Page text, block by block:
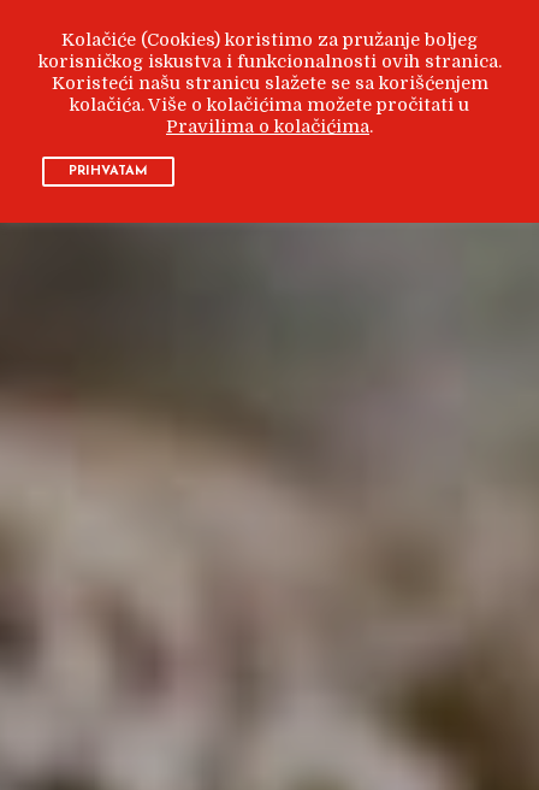
Kolačiće (Cookies) koristimo za pružanje boljeg
korisničkog iskustva i funkcionalnosti ovih stranica.
Koristeći našu stranicu slažete se sa korišćenjem
kolačića. Više o kolačićima možete pročitati u
Pravilima o kolačićima.
PRIHVATAM